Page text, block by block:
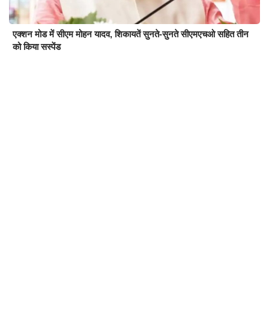
एक्शन मोड में सीएम मोहन यादव, शिकायतें सुनते-सुनते सीएमएचओ सहित तीन
को किया सस्पेंड